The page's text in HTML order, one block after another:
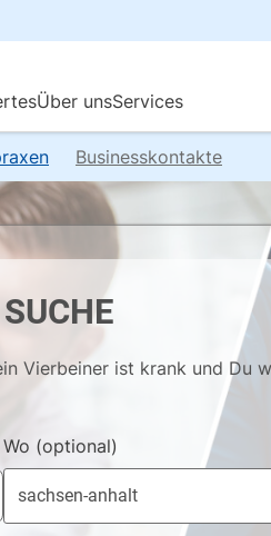
Businesskontakte
Vierbeiner ist krank und Du
Wo (optional)